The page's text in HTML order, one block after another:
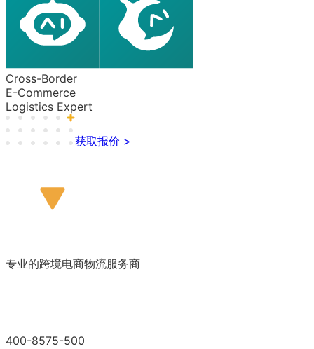
Cross-Border
E-Commerce
Logistics Expert
获取报价 >
专业的跨境电商物流服务商
400-8575-500